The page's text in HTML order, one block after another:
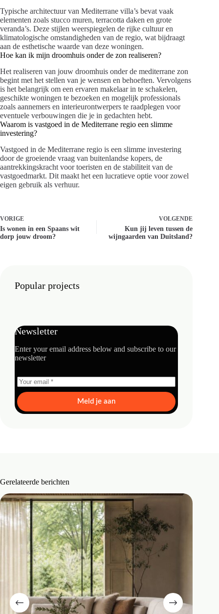
Typische architectuur van Mediterrane villa’s bevat vaak
elementen zoals stucco muren, terracotta daken en grote
veranda’s. Deze stijlen weerspiegelen de rijke cultuur en
klimatologische omstandigheden van de regio, wat bijdraagt
aan de esthetische waarde van deze woningen.
Hoe kan ik mijn droomhuis onder de zon realiseren?
Het realiseren van jouw droomhuis onder de mediterrane zon
begint met het stellen van je wensen en behoeften. Vervolgens
is het belangrijk om een ervaren makelaar in te schakelen,
geschikte woningen te bezoeken en mogelijk professionals
zoals aannemers en interieurontwerpers te raadplegen voor
eventuele verbouwingen die je in gedachten hebt.
Waarom is vastgoed in de Mediterrane regio een slimme
investering?
Vastgoed in de Mediterrane regio is een slimme investering
door de groeiende vraag van buitenlandse kopers, de
aantrekkingskracht voor toeristen en de stabiliteit van de
vastgoedmarkt. Dit maakt het een lucratieve optie voor zowel
eigen gebruik als verhuur.
VORIGE
Is wonen in een Spaans wit
dorp jouw droom?
VOLGENDE
Kun jij leven tussen de
wijngaarden van Duitsland?
Popular projects
Newsletter
Enter your email address below and subscribe to our
newsletter
Meld je aan
Gerelateerde berichten